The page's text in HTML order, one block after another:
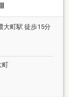
大町駅 徒歩15分
町